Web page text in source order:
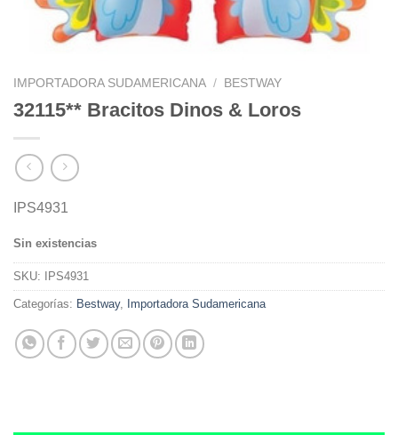
IMPORTADORA SUDAMERICANA / BESTWAY
32115** Bracitos Dinos & Loros
IPS4931
Sin existencias
SKU: IPS4931
Categorías: Bestway, Importadora Sudamericana